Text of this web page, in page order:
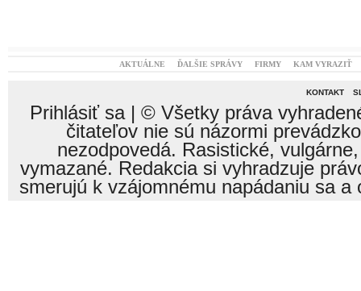
AKTUÁLNE ĎALŠIE SPRÁVY FIRMY KAM VYRAZIŤ
KONTAKT
Prihlásiť sa| © Všetky práva
čitateľov nie sú názormi
nezodpovedá. Rasistické,
vymazané. Redakcia si vyhradzuje
smerujú k vzájomnému napádaniu sa